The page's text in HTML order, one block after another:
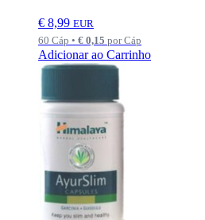
€ 8,99 EUR
60 Cáp • € 0,15 por Cáp
Adicionar ao Carrinho